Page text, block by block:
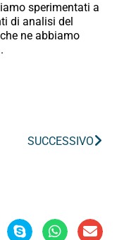
sperimentati a
di analisi del
ne abbiamo
SUCCESSIVO